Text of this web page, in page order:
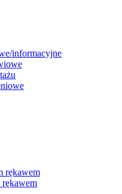
informacyjne
rękawem